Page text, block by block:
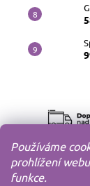
Používáme
prohlížení
funkce.